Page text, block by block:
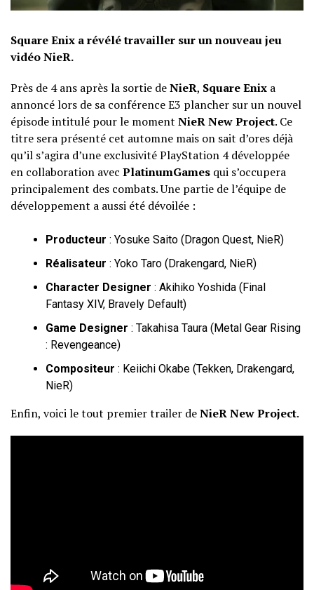
Square Enix a révélé travailler sur un nouveau jeu
vidéo NieR.
Près de 4 ans après la sortie deNieR, Square Enix a
annoncé lors de sa conférence E3 plancher sur un nouvel
épisode intitulé pour le moment NieR New Project. Ce
titre sera présenté cet automne mais on sait d’ores déjà
qu’il s’agira d’une exclusivité PlayStation 4 développée
en collaboration avec PlatinumGames qui s’occupera
principalement des combats. Une partie de l’équipe de
développement a aussi été dévoilée :
Producteur : Yosuke Saito (Dragon Quest, NieR)
Réalisateur : Yoko Taro (Drakengard, NieR)
Character Designer : Akihiko Yoshida (Final
Fantasy XIV, Bravely Default)
Game Designer : Takahisa Taura (Metal Gear Rising
: Revengeance)
Compositeur : Keiichi Okabe (Tekken, Drakengard,
NieR)
Enfin, voici le tout premier trailer deNieR New Project.